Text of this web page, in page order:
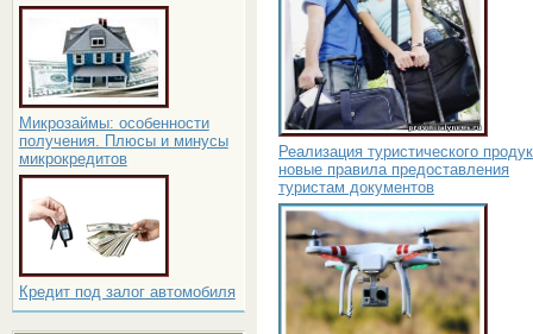
Микрозаймы: особенности
получения. Плюсы и минусы
микрокредитов
Кредит под залог автомобиля
Реализация туристического
новые правила предоставления
туристам документов